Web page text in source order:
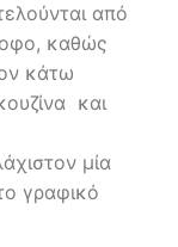
από
καθώς
κάτω
και
μία
γραφικό